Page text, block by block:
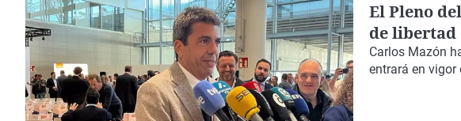
El Pleno
de libertad
Comunitat
Carlos Mazón
entrará en vigor